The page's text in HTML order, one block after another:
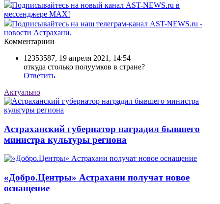
Подписывайтесь на новый канал AST-NEWS.ru в
мессенджере MAX!
Подписывайтесь на наш телеграм-канал AST-NEWS.ru -
новости Астрахани.
Комментариии
12353587, 19 апреля 2021, 14:54
откуда столько полуумков в стране?
Ответить
Актуально
Астраханский губернатор наградил бывшего
министра культуры региона
«Добро.Центры» Астрахани получат новое
оснащение